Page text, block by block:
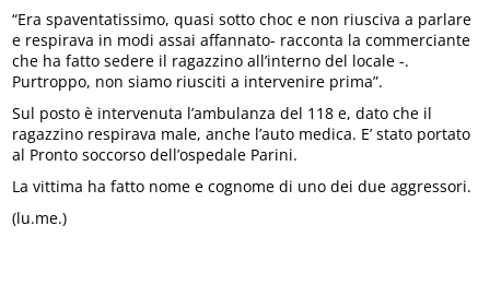
“Era spaventatissimo, quasi sotto choc e non riusciva a parlare
e respirava in modi assai affannato- racconta la commerciante
che ha fatto sedere il ragazzino all’interno del locale -.
Purtroppo, non siamo riusciti a intervenire prima”.
Sul posto è intervenuta l’ambulanza del 118 e, dato che il
ragazzino respirava male, anche l’auto medica. E’ stato portato
al Pronto soccorso dell’ospedale Parini.
La vittima ha fatto nome e cognome di uno dei due aggressori.
(lu.me.)